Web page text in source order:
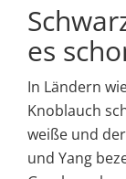
es
In Ländern
Knoblauch
weiße und
und Yang